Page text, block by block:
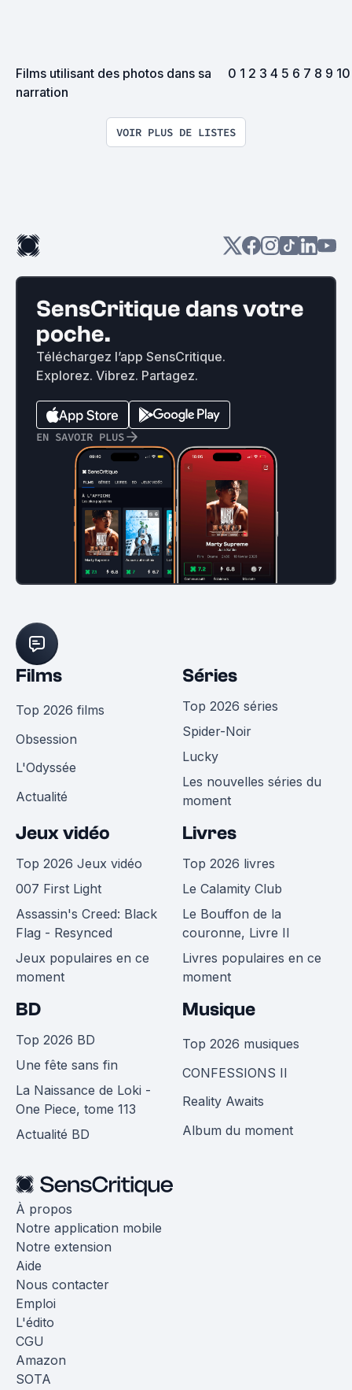
Films utilisant des photos dans sa
narration
0 1 2 3 4 5 6 7 8 9 10
VOIR PLUS DE LISTES
SensCritique dans votre
poche.
Téléchargez l’app SensCritique.
Explorez. Vibrez. Partagez.
EN SAVOIR PLUS
Films
Top 2026 films
Obsession
L'Odyssée
Actualité
Séries
Top 2026 séries
Spider-Noir
Lucky
Les nouvelles séries du
moment
Jeux vidéo
Top 2026 Jeux vidéo
007 First Light
Assassin's Creed: Black
Flag - Resynced
Jeux populaires en ce
moment
Livres
Top 2026 livres
Le Calamity Club
Le Bouffon de la
couronne, Livre II
Livres populaires en ce
moment
BD
Top 2026 BD
Une fête sans fin
La Naissance de Loki -
One Piece, tome 113
Actualité BD
Musique
Top 2026 musiques
CONFESSIONS II
Reality Awaits
Album du moment
À propos
Notre application mobile
Notre extension
Aide
Nous contacter
Emploi
L'édito
CGU
Amazon
SOTA